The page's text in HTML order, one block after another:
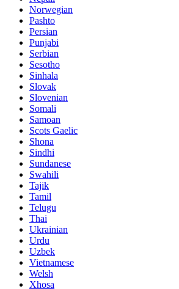
Norwegian
Pashto
Persian
Punjabi
Serbian
Sesotho
Sinhala
Slovak
Slovenian
Somali
Samoan
Scots Gaelic
Shona
Sindhi
Sundanese
Swahili
Tajik
Tamil
Telugu
Thai
Ukrainian
Urdu
Uzbek
Vietnamese
Welsh
Xhosa